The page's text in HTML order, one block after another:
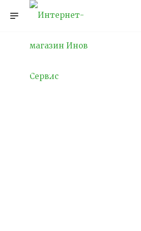
СКУД в
по ПП РФ 1006